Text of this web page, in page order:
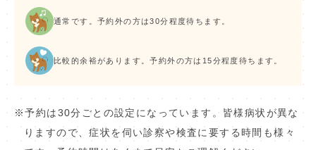
通常です。予約外の方は30分程度待ちます。
比較的余裕があります。予約外の方は15分程度待ちます。
※予約は30分ごとの設定になっています。皆様病状が異な
りますので、症状を伺い診察や検査に要する時間も様々